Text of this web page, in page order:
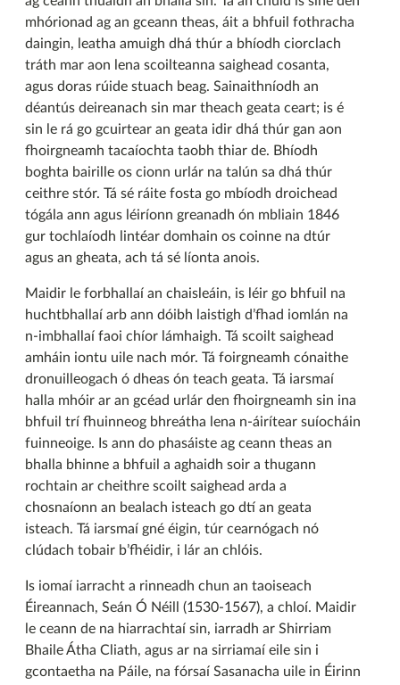
mhórionad ag an gceann theas, áit a bhfuil fothracha
daingin, leatha amuigh dhá thúr a bhíodh ciorclach
tráth mar aon lena scoilteanna saighead cosanta,
agus doras rúide stuach beag. Sainaithníodh an
déantús deireanach sin mar theach geata ceart; is é
sin le rá go gcuirtear an geata idir dhá thúr gan aon
fhoirgneamh tacaíochta taobh thiar de. Bhíodh
boghta bairille os cionn urlár na talún sa dhá thúr
ceithre stór. Tá sé ráite fosta go mbíodh droichead
tógála ann agus léiríonn greanadh ón mbliain 1846
gur tochlaíodh lintéar domhain os coinne na dtúr
agus an gheata, ach tá sé líonta anois.
Maidir le forbhallaí an chaisleáin, is léir go bhfuil na
huchtbhallaí arb ann dóibh laistigh d’fhad iomlán na
n-imbhallaí faoi chíor lámhaigh. Tá scoilt saighead
amháin iontu uile nach mór. Tá foirgneamh cónaithe
dronuilleogach ó dheas ón teach geata. Tá iarsmaí
halla mhóir ar an gcéad urlár den fhoirgneamh sin ina
bhfuil trí fhuinneog bhreátha lena n-áirítear suíocháin
fuinneoige. Is ann do phasáiste ag ceann theas an
bhalla bhinne a bhfuil a aghaidh soir a thugann
rochtain ar cheithre scoilt saighead arda a
chosnaíonn an bealach isteach go dtí an geata
isteach. Tá iarsmaí gné éigin, túr cearnógach nó
clúdach tobair b’fhéidir, i lár an chlóis.
Is iomaí iarracht a rinneadh chun an taoiseach
Éireannach, Seán Ó Néill (1530-1567), a chloí. Maidir
le ceann de na hiarrachtaí sin, iarradh ar Shirriam
Bhaile Átha Cliath, agus ar na sirriamaí eile sin i
gcontaetha na Páile, na fórsaí Sasanacha uile in Éirinn